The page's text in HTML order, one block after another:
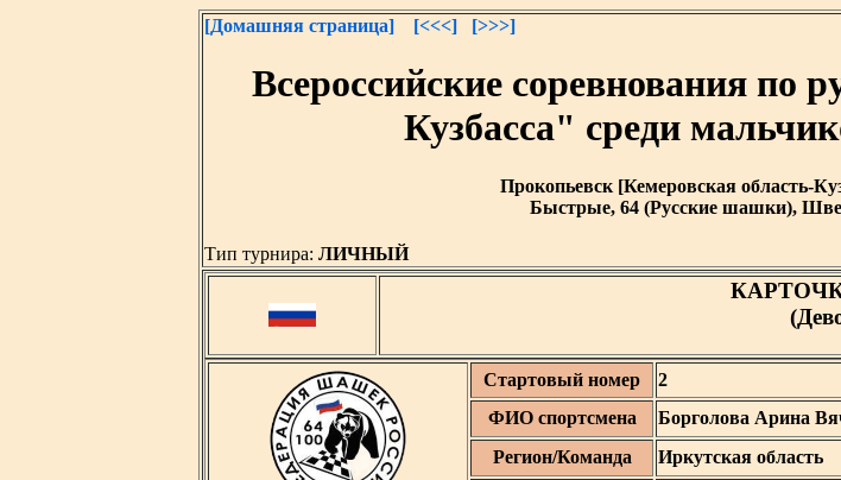
[Домашняя страница] [<<<] [>>>]
Всероссийские соревнования
Кузбасса" среди
Прокопьевск [Кемеровская область-
Быстрые, 64 (Русские шашки),
Тип турнира: ЛИЧНЫЙ
Стартовый номер 2
ФИО спортсмена
Борголова Арина
Регион/Команда
Иркутская область